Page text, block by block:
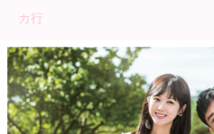
カ行